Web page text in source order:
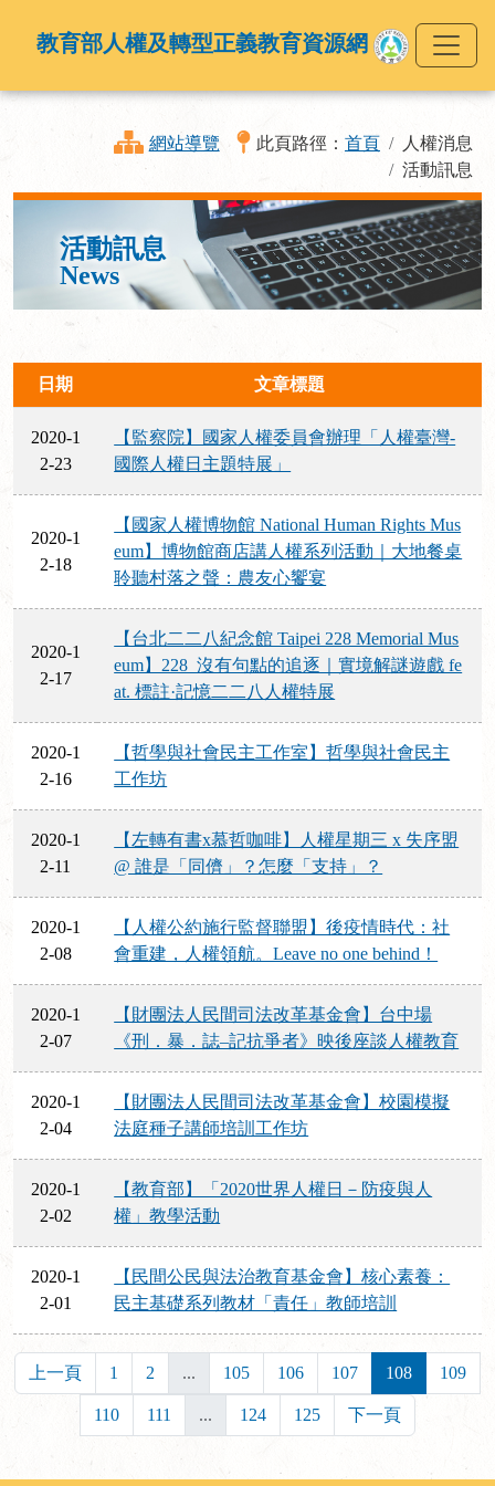
教育部人權及轉型正義教育資源網
網站導覽 此頁路徑： 首頁
人權消息
活動訊息
活動訊息
News
日期 文章標題
2020-1
2-23
【監察院】國家人權委員會辦理「人權臺灣-
國際人權日主題特展」
2020-1
2-18
【國家人權博物館 National Human Rights Mus
eum】博物館商店講人權系列活動｜大地餐桌
聆聽村落之聲：農友心饗宴
2020-1
2-17
【台北二二八紀念館 Taipei 228 Memorial Mus
eum】228_沒有句點的追逐｜實境解謎遊戲 fe
at. 標註·記憶二二八人權特展
2020-1
2-16
【哲學與社會民主工作室】哲學與社會民主
工作坊
2020-1
2-11
【左轉有書x慕哲咖啡】人權星期三 x 失序盟
@ 誰是「同儕」？怎麼「支持」？
2020-1
2-08
【人權公約施行監督聯盟】後疫情時代：社
會重建，人權領航。Leave no one behind！
2020-1
2-07
【財團法人民間司法改革基金會】台中場
《刑．暴．誌–記抗爭者》映後座談人權教育
2020-1
2-04
【財團法人民間司法改革基金會】校園模擬
法庭種子講師培訓工作坊
2020-1
2-02
【教育部】「2020世界人權日－防疫與人
權」教學活動
2020-1
2-01
【民間公民與法治教育基金會】核心素養：
民主基礎系列教材「責任」教師培訓
上一頁 1 2 ... 105 106 107 108 109
110 111 ... 124 125 下一頁